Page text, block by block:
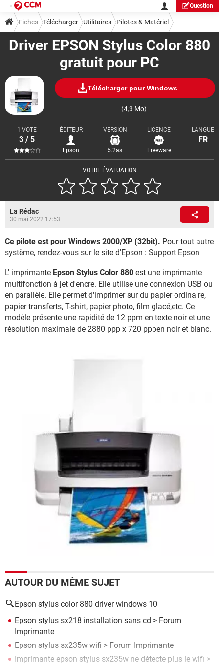
Question
Driver EPSON Stylus Color 880
gratuit pour PC
Télécharger pour Windows
(4,3 Mo)
VOTRE ÉVALUATION
1 VOTE
3 / 5
ÉDITEUR
Epson
VERSION
5.2as
LICENCE
Freeware
LANGUE
FR
Fiches Télécharger Utilitaires Pilotes & Matériel
La Rédac
30 mai 2022 17:53
Ce pilote est pour Windows 2000/XP (32bit). Pour tout autre
système, rendez-vous sur le site d'Epson : Support Epson
L' imprimante Epson Stylus Color 880 est une imprimante
multifonction à jet d'encre. Elle utilise une connexion USB ou
en parallèle. Elle permet d'imprimer sur du papier ordinaire,
papier transferts, T-shirt, papier photo, film glacé,etc. Ce
modèle présente une rapidité de 12 ppm en texte noir et une
résolution maximale de 2880 ppp x 720 pppen noir et blanc.
AUTOUR DU MÊME SUJET
Epson stylus color 880 driver windows 10
Epson stylus sx218 installation sans cd > Forum
Imprimante
Epson stylus sx235w wifi > Forum Imprimante
Imprimante epson stylus sx235w ne détecte plus le wifi >